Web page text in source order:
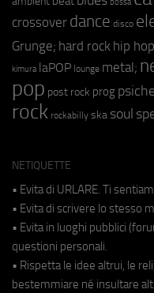
bossa
crossover dance disco
Grunge; hard rock hip hop
kimura laPOP lounge metal;
pop post rock prog
rock rockabilly ska soul
NETIQUETTE
• Evita di URLARE. Ti
• Evita di scrivere lo stesso
• Evita in luoghi pubblici
questioni personali.
• Rispetta le idee altrui, le
bestemmiare né insultare